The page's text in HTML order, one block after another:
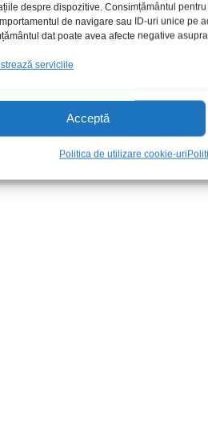
despre dispozitive. Consimțământul
de navigare sau ID-uri unice pe
dat poate avea afecte negative
serviciile
Acceptă
Politica de utilizare cookie-uri
HT7550-1-